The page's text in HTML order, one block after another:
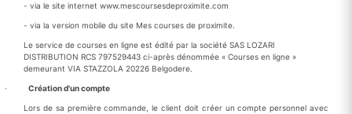
- via le site internet www.mescoursesdeproximite.com
- via la version mobile du site Mes courses de proximite.
Le service de courses en ligne est édité par la société SAS LOZARI
DISTRIBUTION RCS 797529443 ci-après dénommée « Courses en ligne »
demeurant VIA STAZZOLA 20226 Belgodere.
· Création d'un compte
Lors de sa première commande, le client doit créer un compte personnel avec